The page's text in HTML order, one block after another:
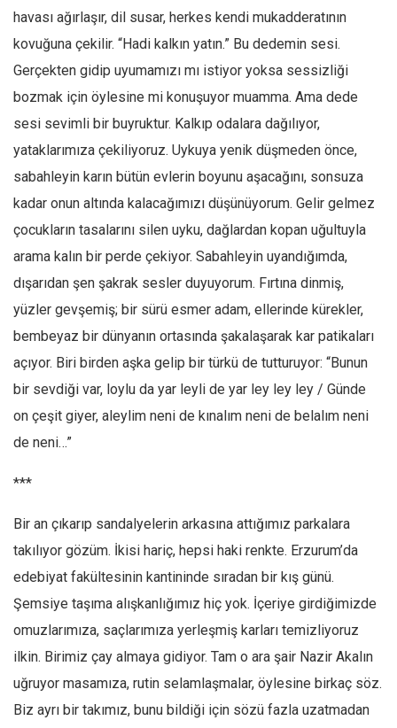
Instagram
YouTube
Editörden
Kemal Özer
Mahmut Toptaş
Yvonne Ridley
Barış Tarımcıoğlu
Ömer Kayani
Yusuf Armağan
Hasanali Yıldırım
Leyla Şerif Emin
Selçuk Türkyılmaz
Abir E. Nahas
Esra Elönü
» Yazar arşivi
Bu Sayı
Tüm Sayılar
Kategoriler
Kültür Sanat
Kitap
havası ağırlaşır, dil susar, herkes kendi mukadderatının
kovuğuna çekilir. “Hadi kalkın yatın.” Bu dedemin sesi.
Gerçekten gidip uyumamızı mı istiyor yoksa sessizliği
bozmak için öylesine mi konuşuyor muamma. Ama dede
sesi sevimli bir buyruktur. Kalkıp odalara dağılıyor,
yataklarımıza çekiliyoruz. Uykuya yenik düşmeden önce,
sabahleyin karın bütün evlerin boyunu aşacağını, sonsuza
kadar onun altında kalacağımızı düşünüyorum. Gelir gelmez
çocukların tasalarını silen uyku, dağlardan kopan uğultuyla
arama kalın bir perde çekiyor. Sabahleyin uyandığımda,
dışarıdan şen şakrak sesler duyuyorum. Fırtına dinmiş,
yüzler gevşemiş; bir sürü esmer adam, ellerinde kürekler,
bembeyaz bir dünyanın ortasında şakalaşarak kar patikaları
açıyor. Biri birden aşka gelip bir türkü de tutturuyor: “Bunun
bir sevdiği var, loylu da yar leyli de yar ley ley ley / Günde
on çeşit giyer, aleylim neni de kınalım neni de belalım neni
de neni…”
***
Bir an çıkarıp sandalyelerin arkasına attığımız parkalara
takılıyor gözüm. İkisi hariç, hepsi haki renkte. Erzurum’da
edebiyat fakültesinin kantininde sıradan bir kış günü.
Şemsiye taşıma alışkanlığımız hiç yok. İçeriye girdiğimizde
omuzlarımıza, saçlarımıza yerleşmiş karları temizliyoruz
ilkin. Birimiz çay almaya gidiyor. Tam o ara şair Nazir Akalın
uğruyor masamıza, rutin selamlaşmalar, öylesine birkaç söz.
Biz ayrı bir takımız, bunu bildiği için sözü fazla uzatmadan